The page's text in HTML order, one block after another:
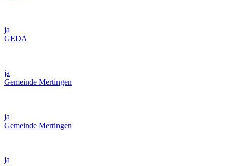
ja
GEDA
ja
Gemeinde Mertingen
ja
Gemeinde Mertingen
ja